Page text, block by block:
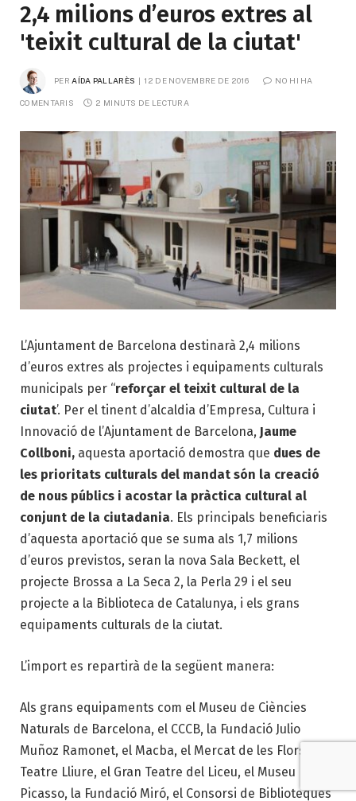
2,4 milions d’euros extres al
'teixit cultural de la ciutat'
PER AÍDA PALLARÈS 12 DE NOVEMBRE DE 2016 NO HI HA
COMENTARIS 2 MINUTS DE LECTURA
L’Ajuntament de Barcelona destinarà 2,4 milions
d’euros extres als projectes i equipaments culturals
municipals per “reforçar el teixit cultural de la
ciutat’. Per el tinent d’alcaldia d’Empresa, Cultura i
Innovació de l’Ajuntament de Barcelona, Jaume
Collboni, aquesta aportació demostra que dues de
les prioritats culturals del mandat són la creació
de nous públics i acostar la pràctica cultural al
conjunt de la ciutadania. Els principals beneficiaris
d’aquesta aportació que se suma als 1,7 milions
d’euros previstos, seran la nova Sala Beckett, el
projecte Brossa a La Seca 2, la Perla 29 i el seu
projecte a la Biblioteca de Catalunya, i els grans
equipaments culturals de la ciutat.
L’import es repartirà de la següent manera:
Als grans equipaments com el Museu de Ciències
Naturals de Barcelona, el CCCB, la Fundació Julio
Muñoz Ramonet, el Macba, el Mercat de les Flors, el
Teatre Lliure, el Gran Teatre del Liceu, el Museu
Picasso, la Fundació Miró, el Consorsi de Biblioteques